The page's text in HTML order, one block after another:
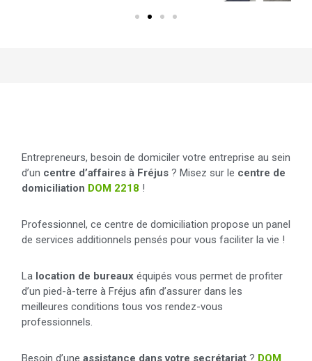
Entrepreneurs, besoin de domiciler votre entreprise au sein
d’un centre d’affaires à Fréjus ? Misez sur le centre de
domiciliation DOM 2218 !
Professionnel, ce centre de domiciliation propose un panel
de services additionnels pensés pour vous faciliter la vie !
La location de bureaux équipés vous permet de profiter
d’un pied-à-terre à Fréjus afin d’assurer dans les
meilleures conditions tous vos rendez-vous
professionnels.
Besoin d’une assistance dans votre secrétariat ? DOM